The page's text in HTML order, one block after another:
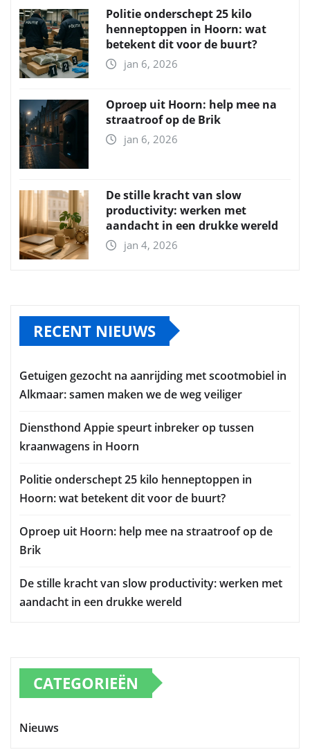
Politie onderschept 25 kilo
henneptoppen in Hoorn: wat
betekent dit voor de buurt?
jan 6, 2026
Oproep uit Hoorn: help mee na
straatroof op de Brik
jan 6, 2026
De stille kracht van slow
productivity: werken met
aandacht in een drukke wereld
jan 4, 2026
RECENT NIEUWS
Getuigen gezocht na aanrijding met scootmobiel in
Alkmaar: samen maken we de weg veiliger
Diensthond Appie speurt inbreker op tussen
kraanwagens in Hoorn
Politie onderschept 25 kilo henneptoppen in
Hoorn: wat betekent dit voor de buurt?
Oproep uit Hoorn: help mee na straatroof op de
Brik
De stille kracht van slow productivity: werken met
aandacht in een drukke wereld
CATEGORIEËN
Nieuws